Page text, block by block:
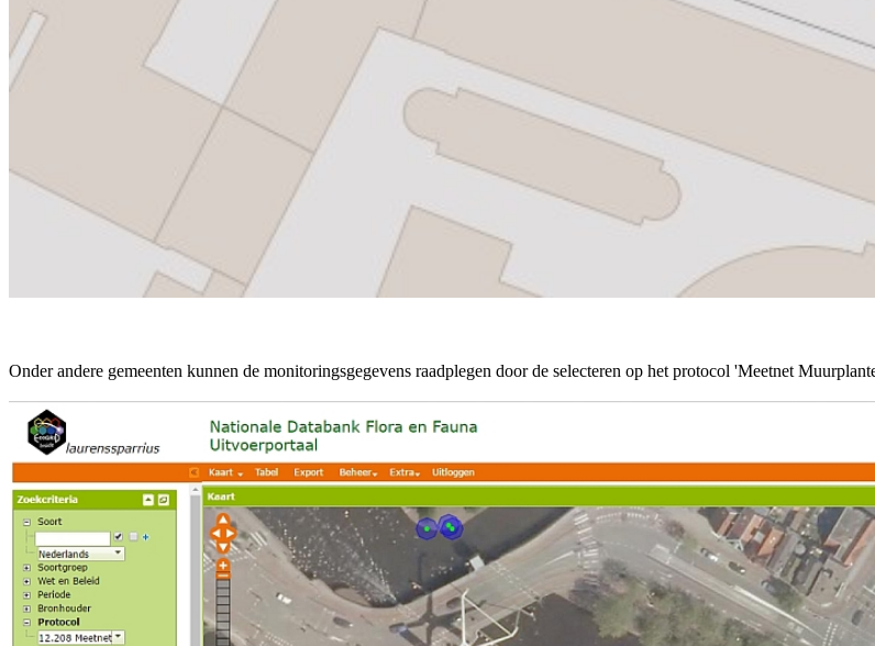
Onder andere gemeenten kunnen de monitoringsgegevens raadplegen door de selecteren op het protocol 'Meetnet